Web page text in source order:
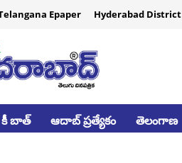
Epaper Hyderabad District
బాత్ ఆదాబ్ ప్రత్యేకం తెలంగాణ